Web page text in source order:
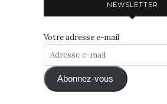
NEWSLETTER
Votre adresse e-mail
Adresse
mail Abonnez-vous